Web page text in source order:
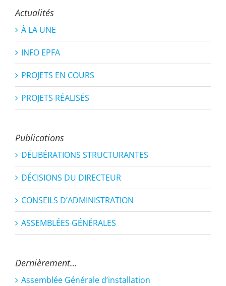
Actualités
À LA UNE
INFO EPFA
PROJETS EN COURS
PROJETS RÉALISÉS
Publications
DÉLIBÉRATIONS STRUCTURANTES
DÉCISIONS DU DIRECTEUR
CONSEILS D’ADMINISTRATION
ASSEMBLÉES GÉNÉRALES
Dernièrement…
Assemblée Générale d’installation